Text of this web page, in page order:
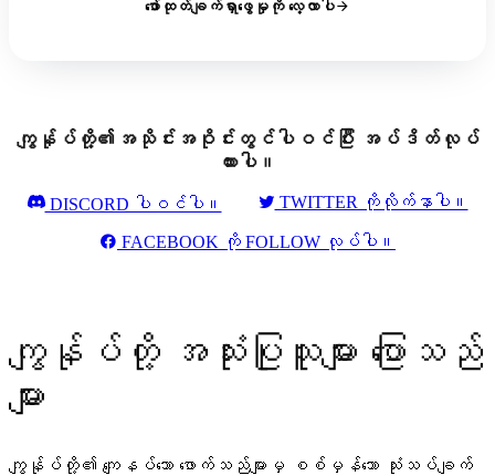
ဖော်ထုတ်ချက်ရှာဖွေမှုကို လေ့လာပါ
ကျွန်ုပ်တို့၏အသိုင်းအဝိုင်းတွင်ပါဝင်ပြီး အပ်ဒိတ်လုပ်
ထားပါ။
DISCORD ပါဝင်ပါ။ TWITTER ကိုလိုက်နာပါ။
FACEBOOK ကို FOLLOW လုပ်ပါ။
ကျွန်ုပ်တို့ အသုံးပြုသူများ ပြောသည်
များ
ကျွန်ုပ်တို့၏ ကျေနပ်သော ဖောက်သည်များမှ စစ်မှန်သော သုံးသပ်ချက်